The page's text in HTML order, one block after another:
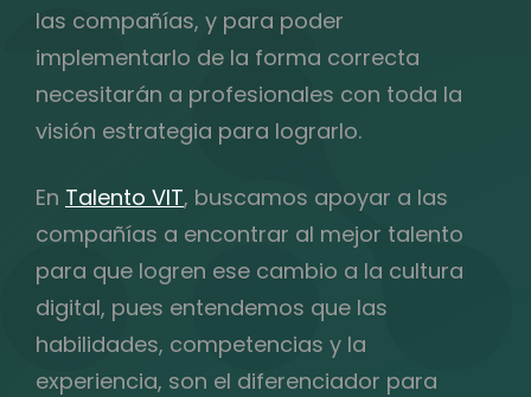
las compañías, y para poder
implementarlo de la forma correcta
necesitarán a profesionales con toda la
visión estrategia para lograrlo.
En Talento VIT, buscamos apoyar a las
compañías a encontrar al mejor talento
para que logren ese cambio a la cultura
digital, pues entendemos que las
habilidades, competencias y la
experiencia, son el diferenciador para